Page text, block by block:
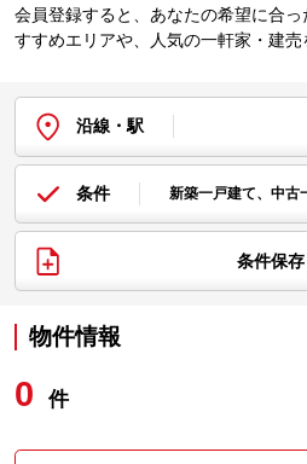
会員登録すると、あなたの希望に合
すすめエリアや、人気の一軒家・建売
沿線・駅
条件 新築一戸建て、中古
条件保存
物件情報
0 件